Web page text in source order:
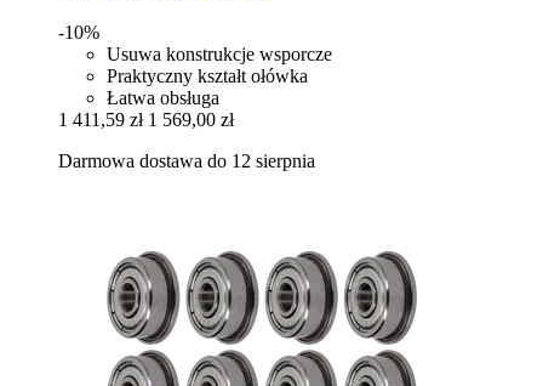
-10%
Usuwa konstrukcje wsporcze
Praktyczny kształt ołówka
Łatwa obsługa
1 411,59 zł 1 569,00 zł
Darmowa dostawa do 12 sierpnia